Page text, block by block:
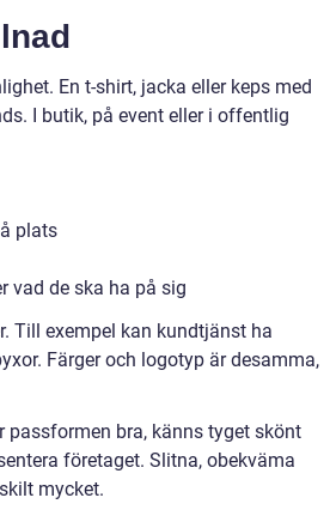
En t-shirt, jacka eller keps med
I butik, på event eller i offentlig
plats
vad de ska ha på sig
Till exempel kan kundtjänst ha
Färger och logotyp är desamma,
passformen bra, känns tyget skönt
företaget. Slitna, obekväma
mycket.